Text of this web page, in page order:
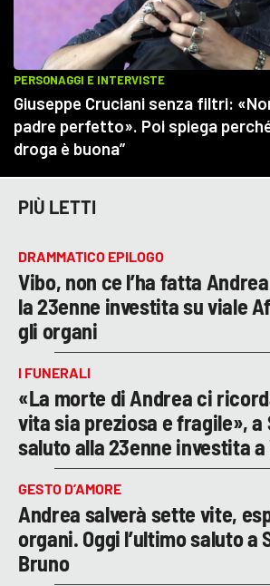
PIÙ LETTI
DRAMMATICO EPILOGO
Vibo, non ce l’ha fatta
la 23enne investita su viale
gli organi
I FUNERALI
«La morte di Andrea ci
vita sia preziosa e fragile», a
saluto alla 23enne investita a
GESTO D’AMORE
Andrea salverà sette vite,
organi. Oggi l’ultimo saluto a
Bruno